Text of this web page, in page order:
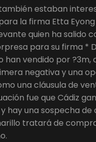
estaban
la firma Etta Eyong
quien ha salido
para su firma *
han vendido por ?3m,
negativa y una
una cláusula de
fue que Cádiz
hay una sospecha de
tratará de